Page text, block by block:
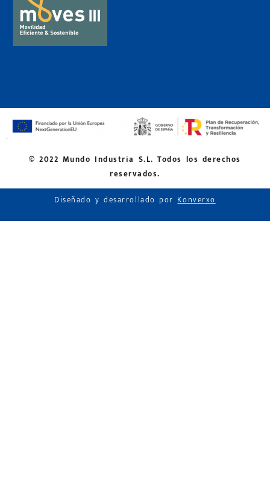
© 2022 Mundo Industria S.L. Todos los derechos
reservados.
Diseñado y desarrollado porKonverxo